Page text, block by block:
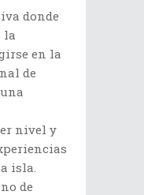
donde
la
en la
de
nivel y
isla.
de